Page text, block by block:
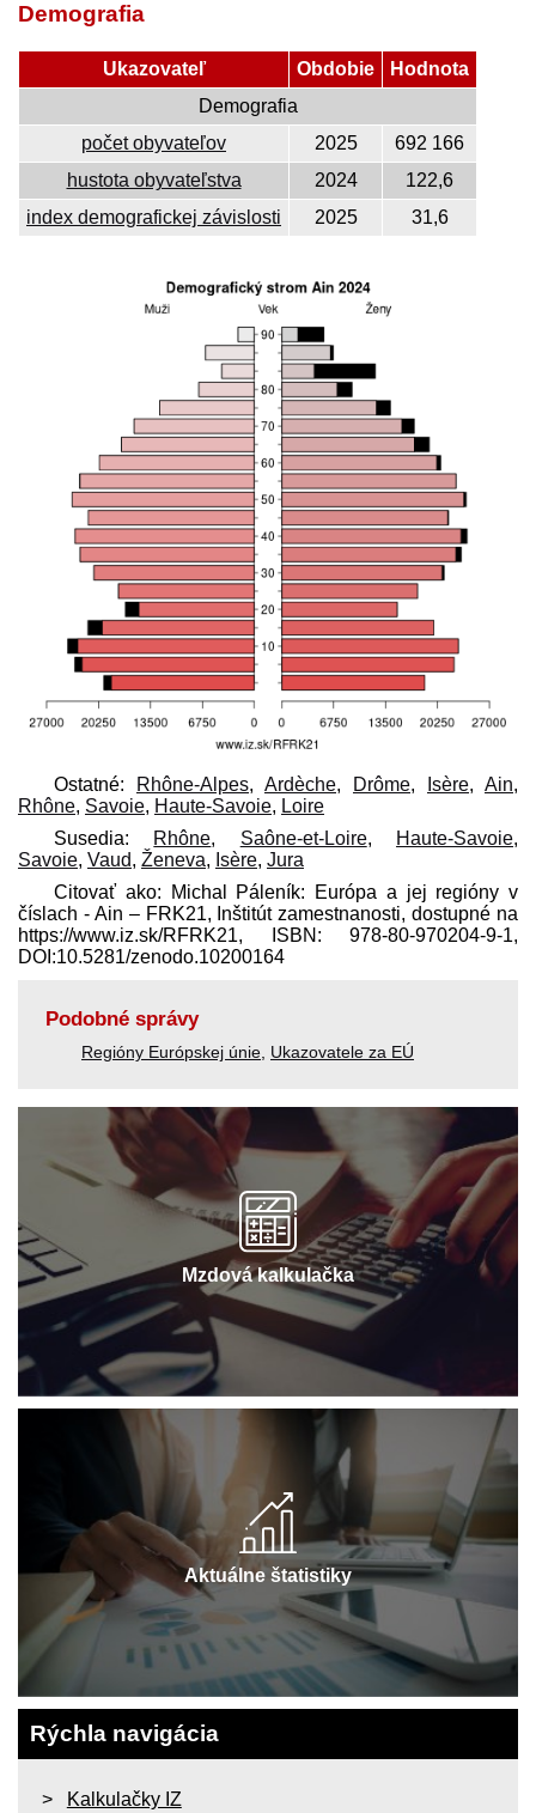
Demografia
Ukazovateľ Obdobie
Hodnota
Demografia
počet obyvateľov
2025
692 166
hustota obyvateľstva
2024
122,6
index demografickej závislosti
2025 31,6
Ostatné: Rhône-Alpes, Ardèche, Drôme, Isère, Ain,
Rhône, Savoie, Haute-Savoie, Loire
Susedia: Rhône, Saône-et-Loire, Haute-Savoie,
Savoie, Vaud, Ženeva, Isère, Jura
Citovať ako: Michal Páleník: Európa a jej regióny v
číslach - Ain – FRK21, Inštitút zamestnanosti, dostupné na
https://www.iz.sk/​RFRK21, ISBN: 978-80-970204-9-1,
DOI:10.5281/zenodo.10200164
Podobné správy
Regióny Európskej únie Ukazovatele za EÚ
Mzdová kalkulačka
Aktuálne štatistiky
Rýchla navigácia
Kalkulačky IZ